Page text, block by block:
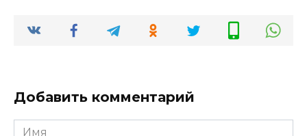
Добавить комментарий
Имя